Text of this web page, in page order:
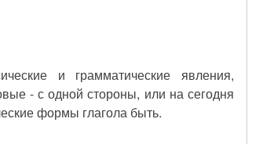
и грамматические явления,
- с одной стороны, или на сегодня
формы глагола быть.